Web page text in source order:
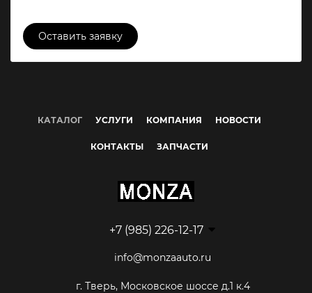
Оставить заявку
КАТАЛОГ УСЛУГИ КОМПАНИЯ НОВОСТИ
КОНТАКТЫ ЗАПЧАСТИ
+7 (985) 226-12-17
info@monzaauto.ru
г. Тверь, Московское шоссе д.1 к.4